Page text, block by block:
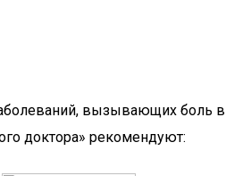
вызывающих боль в
доктора» рекомендуют: